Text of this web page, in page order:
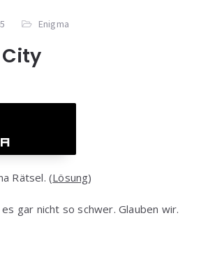
Enigma
Rätsel. (Lösung)
gar nicht so schwer. Glauben wir.